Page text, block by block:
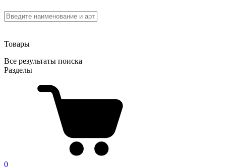
Товары
Все результаты поиска
Разделы
0